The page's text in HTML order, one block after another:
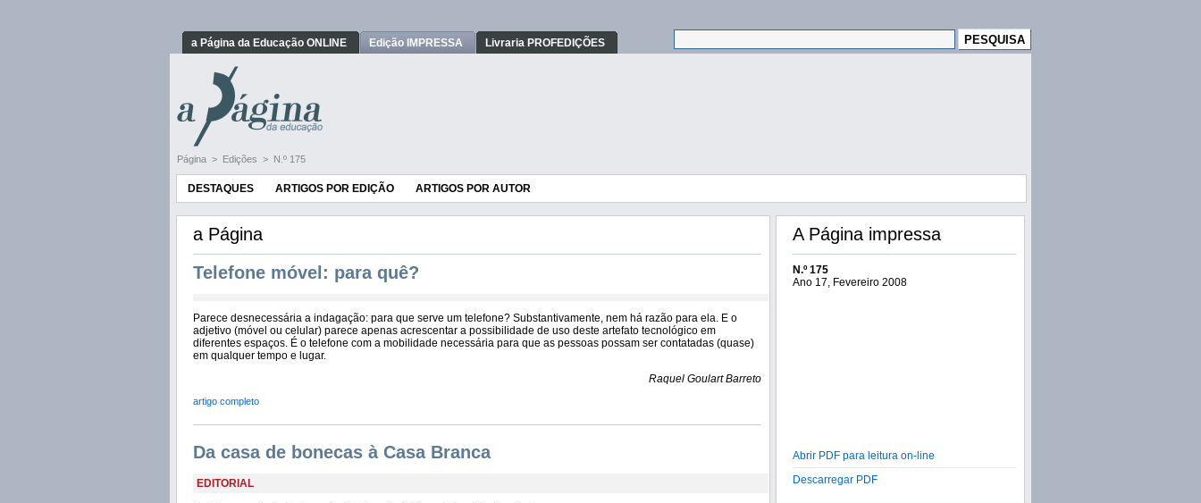
a Página da Educação ONLINE Edição IMPRESSA Livraria PROFEDIÇÕES
Página > Edições > N.º 175
DESTAQUES ARTIGOS POR EDIÇÃO ARTIGOS POR AUTOR
a Página
Telefone móvel: para quê?
Parece desnecessária a indagação: para que serve um telefone? Substantivamente, nem há razão para ela. E o
adjetivo (móvel ou celular) parece apenas acrescentar a possibilidade de uso deste artefato tecnológico em
diferentes espaços. É o telefone com a mobilidade necessária para que as pessoas possam ser contatadas (quase)
em qualquer tempo e lugar.
Raquel Goulart Barreto
artigo completo
Da casa de bonecas à Casa Branca
EDITORIAL
A Página impressa
N.º 175
Ano 17, Fevereiro 2008
Abrir PDF para leitura on-line
Descarregar PDF